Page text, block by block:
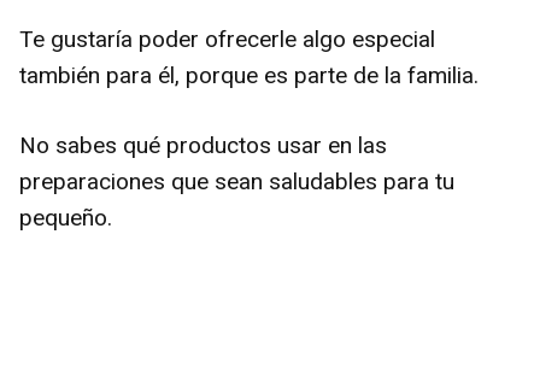
Te gustaría poder ofrecerle algo especial
también para él, porque es parte de la familia.
No sabes qué productos usar en las
preparaciones que sean saludables para tu
pequeño.